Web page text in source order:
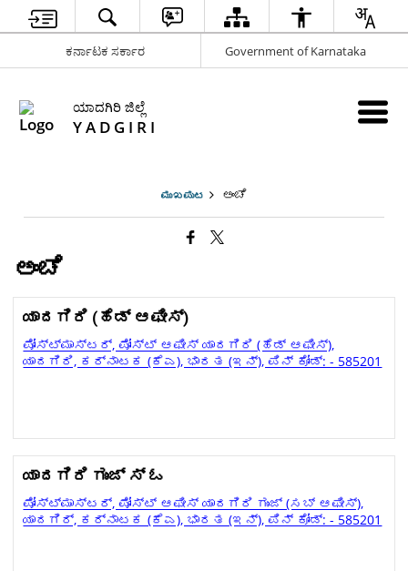
ಕರ್ನಾಟಕ ಸರ್ಕಾರ Government of Karnataka
ಯಾದಗಿರಿ ಜಿಲ್ಲೆ
Y A D G I R I
ಮುಖಪುಟ ಅಂಚೆ
ಅಂಚೆ
ಯಾದಗಿರಿ (ಹೆಡ್ ಆಫೀಸ್)
ಪೋಸ್ಟ್ಮಾಸ್ಟರ್, ಪೋಸ್ಟ್ ಆಫೀಸ್ ಯಾದಗಿರಿ (ಹೆಡ್ ಆಫೀಸ್),
ಯಾದಗಿರಿ, ಕರ್ನಾಟಕ (ಕೆಎ), ಭಾರತ (ಇನ್), ಪಿನ್ ಕೋಡ್: - 585201
ಯಾದಗಿರಿ ಗುಂಜ್ ಸ್ ಓ
ಪೋಸ್ಟ್ಮಾಸ್ಟರ್, ಪೋಸ್ಟ್ ಆಫೀಸ್ ಯಾದಗಿರಿ ಗುಂಜ್ (ಸಬ್ ಆಫೀಸ್),
ಯಾದಗಿರ್, ಕರ್ನಾಟಕ (ಕೆಎ), ಭಾರತ (ಇನ್), ಪಿನ್ ಕೋಡ್: - 585201